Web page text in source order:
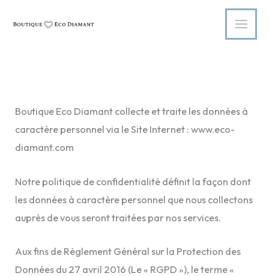
Boutique Eco Diamant collecte et traite les données à
caractère personnel via le Site Internet : www.eco-
diamant.com
Notre politique de confidentialité définit la façon dont
les données à caractère personnel que nous collectons
auprès de vous seront traitées par nos services.
Aux fins de Règlement Général sur la Protection des
Données du 27 avril 2016 (Le « RGPD »), le terme «